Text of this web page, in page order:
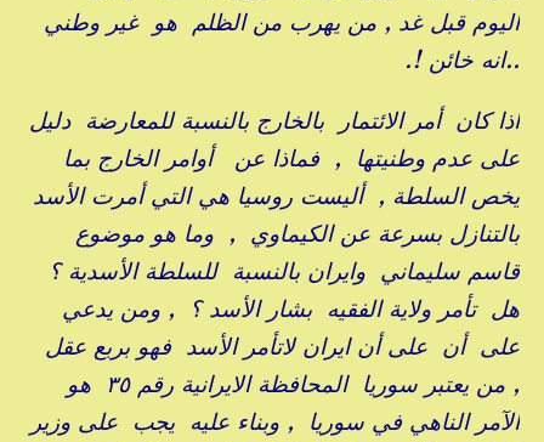
اليوم قبل غد , من يهرب من الظلم هو غير وطني
..انه خائن !.
اذا كان أمر الائتمار بالخارج بالنسبة للمعارضة دليل
على عدم وطنيتها , فماذا عن أوامر الخارج بما
يخص السلطة , أليست روسيا هي التي أمرت الأسد
بالتنازل بسرعة عن الكيماوي , وما هو موضوع
قاسم سليماني وايران بالنسبة للسلطة الأسدية ؟
هل تأمر ولاية الفقيه بشار الأسد ؟ , ومن يدعي
على أن على أن ايران لاتأمر الأسد فهو بربع عقل
, من يعتبر سوريا المحافظة الايرانية رقم ٣٥ هو
الآمر الناهي في سوريا , وبناء عليه يجب على وزير